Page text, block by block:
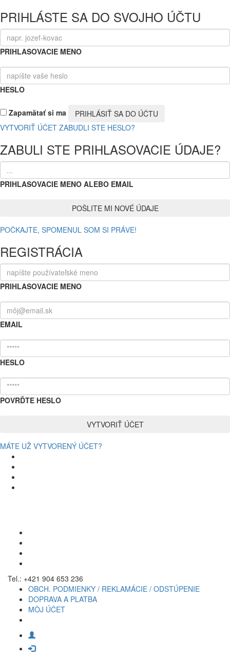
PRIHLÁSTE SA DO SVOJHO ÚČTU
PRIHLASOVACIE MENO
HESLO
Zapamätať si ma
VYTVORIŤ ÚČET ZABUDLI STE HESLO?
ZABULI STE PRIHLASOVACIE ÚDAJE?
PRIHLASOVACIE MENO ALEBO EMAIL
POČKAJTE, SPOMENUL SOM SI PRÁVE!
REGISTRÁCIA
PRIHLASOVACIE MENO
EMAIL
HESLO
POVRĎTE HESLO
MÁTE UŽ VYTVORENÝ ÚČET?
Tel.: +421 904 653 236
OBCH. PODMIENKY / REKLAMÁCIE / ODSTÚPENIE
DOPRAVA A PLATBA
MÔJ ÚČET